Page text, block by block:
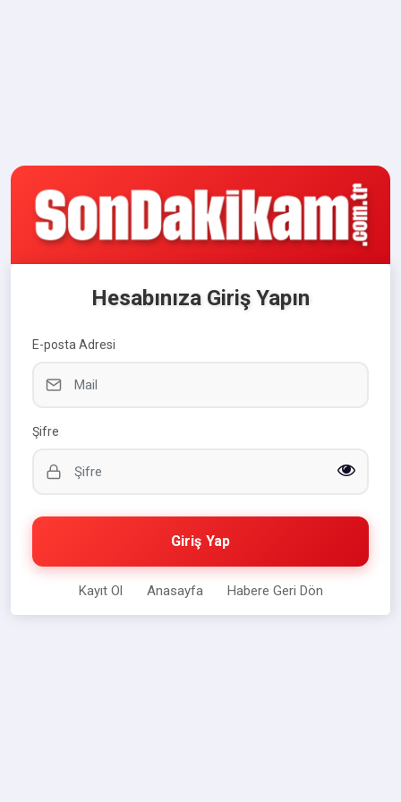
Hesabınıza Giriş Yapın
E-posta Adresi
Şifre
Giriş Yap
Kayıt Ol Anasayfa Habere Geri Dön